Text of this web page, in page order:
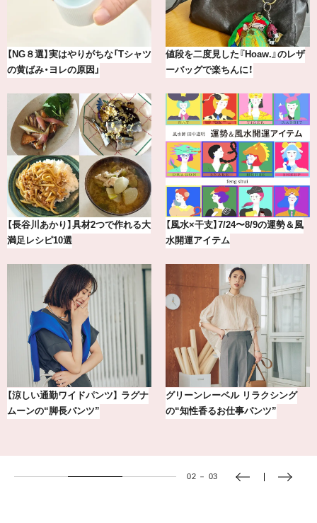
最新版！東京都内のおしゃれな朝活
カフェ＆モーニング9選
【BAILA×OMO】ウオズミアミ描き
下ろし！金沢の旅リスト
【2026年8月】鏡リュウジの12星座
別占い
気分が上がる「フルラ」のアイウェ
アを「眼鏡市場」で探して。
【銀座かねまつ】おしゃれ＆快適な
黒スニーカー4選
冷凍宅配食【nosh-ナッシュ】で叶
える、がんばる私の「がん…
03 － 03